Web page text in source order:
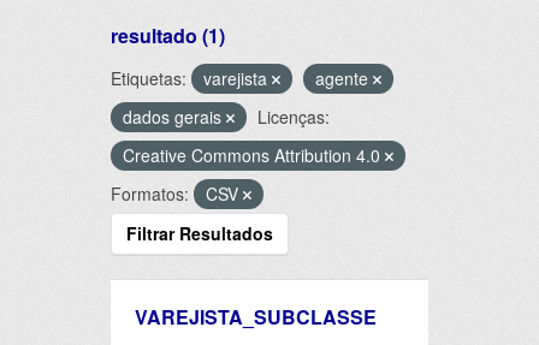
resultado (1)
Etiquetas: varejista
agente
dados gerais
Licenças:
Creative Commons Attribution 4.0
Formatos:
CSV
Filtrar Resultados
VAREJISTA_SUBCLASSE